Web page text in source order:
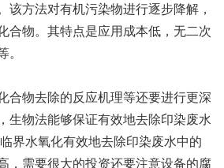
该方法对有机污染物进行逐步降解，
合物。其特点是应用成本低，无二次
合物去除的反应机理等还要进行更深
生物法能够保证有效地去除印染废水
界水氧化有效地去除印染废水中的
，需要很大的投资还要注意设备的腐